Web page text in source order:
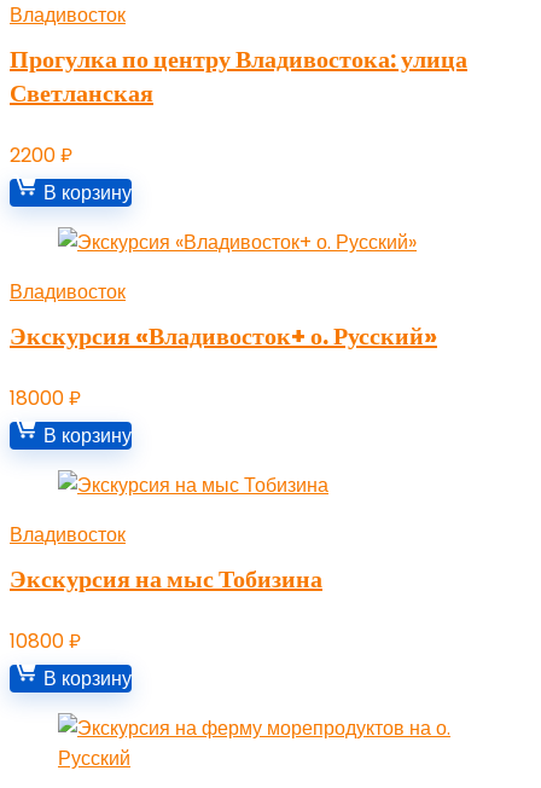
Владивосток
Прогулка по центру Владивостока: улица
Светланская
2200₽
В корзину
Владивосток
Экскурсия «Владивосток+ о. Русский»
18000₽
В корзину
Владивосток
Экскурсия на мыс Тобизина
10800₽
В корзину